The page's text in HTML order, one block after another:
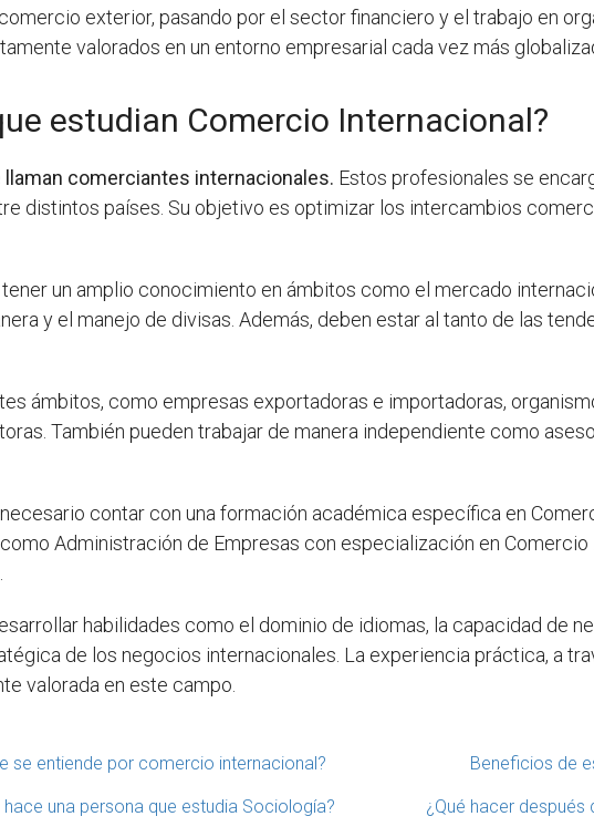
exterior, pasando por el sector financiero y el trabajo en
valorados en un entorno empresarial cada vez más
estudian Comercio Internacional?
comerciantes internacionales. Estos profesionales se
distintos países. Su objetivo es optimizar los intercambios
un amplio conocimiento en ámbitos como el mercado
y el manejo de divisas. Además, deben estar al tanto de las
ámbitos, como empresas exportadoras e importadoras,
También pueden trabajar de manera independiente como
contar con una formación académica específica en
Administración de Empresas con especialización en Comercio
habilidades como el dominio de idiomas, la capacidad de
de los negocios internacionales. La experiencia práctica, a
valorada en este campo.
se entiende por comercio internacional? Beneficios de
hace una persona que estudia Sociología? ¿Qué hacer